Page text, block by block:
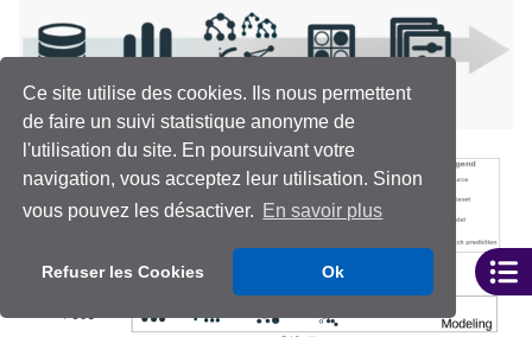
Ce site utilise des cookies. Ils nous permettent
de faire un suivi statistique anonyme de
l'utilisation du site. En poursuivant votre
navigation, vous acceptez leur utilisation. Sinon
vous pouvez les désactiver. En savoir plus
Refuser les Cookies Ok